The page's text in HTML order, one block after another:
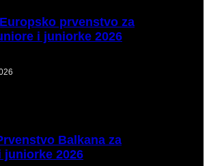
Europsko prvenstvo za
i juniorke 2026
Balkana za
juniorke 2026